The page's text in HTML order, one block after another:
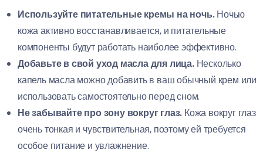
Используйте питательные кремы на ночь.Ночью
кожа активно восстанавливается, и питательные
компоненты будут работать наиболее эффективно.
Добавьте в свой уход масла для лица.Несколько
капель масла можно добавить в ваш обычный крем или
использовать самостоятельно перед сном.
Не забывайте про зону вокруг глаз. Кожа вокруг глаз
очень тонкая и чувствительная, поэтому ей требуется
особое питание и увлажнение.